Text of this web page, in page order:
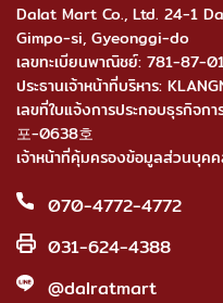
Dalat Mart Co., Ltd. 24-1
Gimpo-si, Gyeonggi-do
เลขทะเบียนพาณิชย์: 781-87-
ประธานเจ้าหน้าที่บริหาร:
เลขที่ใบแจ้งการประกอบธุรกิจก
포-0638호
เจ้าหน้าที่คุ้มครองข้อมูลส่วนบุคค
070-4772-4772
031-624-4388
@dalratmart